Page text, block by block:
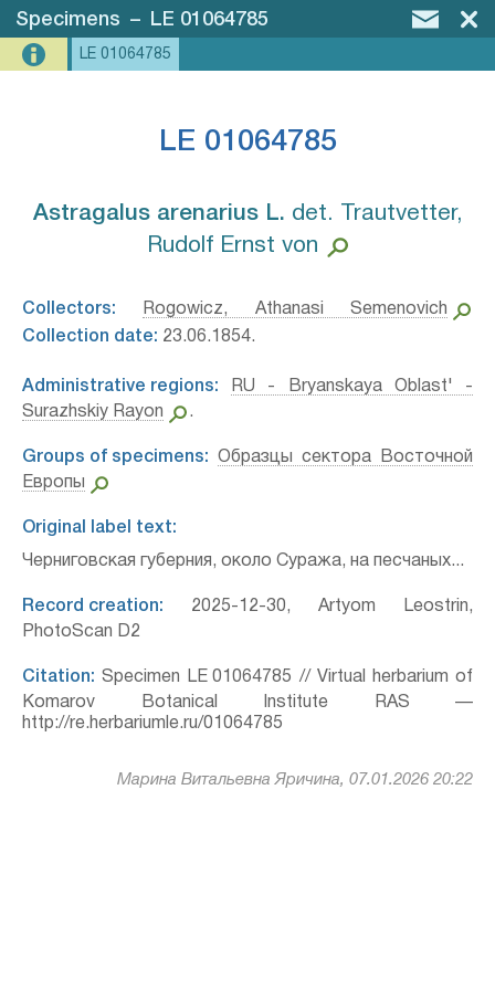
Specimens – LE 01064785
LE 01064785
LE 01064785
Astragalus arenarius L.⁣ det. Trautvetter,
Rudolf Ernst von
Collectors:
Rogowicz, Athanasi Semenovich
Collection date: 23.06.1854.
Administrative regions:
RU - Bryanskaya Oblast' -
Surazhskiy Rayon
.
Groups of specimens:
Образцы сектора Восточной
Европы
Original label text:
Черниговская губерния, около Суража, на песчаных...
Record creation: 2025-12-30, Artyom Leostrin,
PhotoScan D2
Citation: Specimen LE 01064785 // Virtual herbarium of
Komarov Botanical Institute RAS —
http://re.herbariumle.ru/01064785
Марина Витальевна Яричина, 07.01.2026 20:22